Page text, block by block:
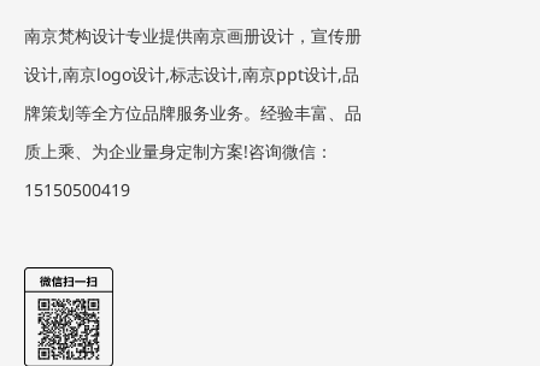
南京梵构设计专业提供南京画册设计，宣传册
设计,南京logo设计,标志设计,南京ppt设计,品
牌策划等全方位品牌服务业务。经验丰富、品
质上乘、为企业量身定制方案!咨询微信：
15150500419